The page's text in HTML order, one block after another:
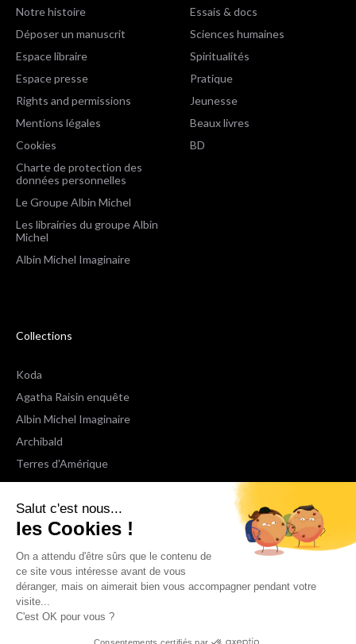
Salut c'est nous...
les Cookies !
On a attendu d'être sûrs que le contenu de
ce site vous intéresse avant de vous
déranger, mais on aimerait bien vous accompagner pendant votre
visite...
C'est OK pour vous ?
Consentements certifiés par
Notre histoire
Déposer un manuscrit
Espace libraire
Espace presse
Rights and permissions
Mentions légales
Cookies
Charte de protection des
données personnelles
Le Groupe Albin Michel
Les librairies du groupe Albin
Michel
Albin Michel Imaginaire
Essais & docs
Sciences humaines
Spiritualités
Pratique
Jeunesse
Beaux livres
BD
Collections
Koda
Agatha Raisin enquête
Albin Michel Imaginaire
Archibald
Terres d'Amérique
Espaces Libres Poche
NOX
Wiz
Voir toutes les collections
Nous suivre